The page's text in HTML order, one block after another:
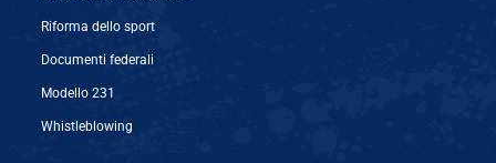
Riforma dello sport
Documenti federali
Modello 231
Whistleblowing